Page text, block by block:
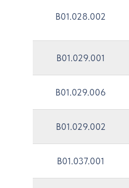
B01.028.002
B01.029.001
B01.029.006
B01.029.002
B01.037.001